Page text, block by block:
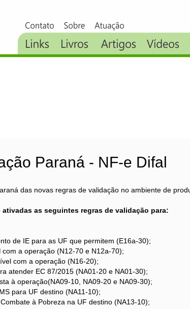
Paraná - NF-e Difal
das novas regras de validação no ambiente de
ativadas as seguintes regras de validação para:
de IE para as UF que permitem (E16a-30);
com a operação (N12-70 e N12a-70);
com a operação (N16-20);
atender EC 87/2015 (NA01-20 e NA01-30);
à operação(NA09-10, NA09-20 e NA09-30);
para UF destino (NA11-10);
à Pobreza na UF destino (NA13-10);